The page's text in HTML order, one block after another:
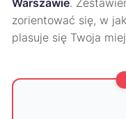
Warszawie.
zorientować się, w
plasuje się Twoja